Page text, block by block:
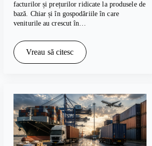
facturilor și prețurilor ridicate la produsele de
bază. Chiar și în gospodăriile în care
veniturile au crescut în…
Vreau să citesc